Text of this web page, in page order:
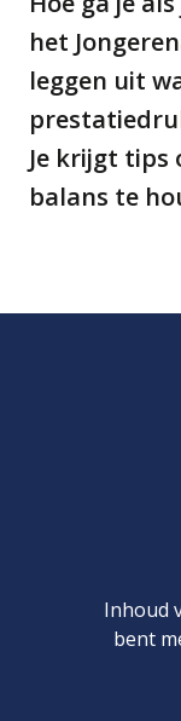
het
leggen uit
Je krijgt tips
balans te
Inhoud
bent